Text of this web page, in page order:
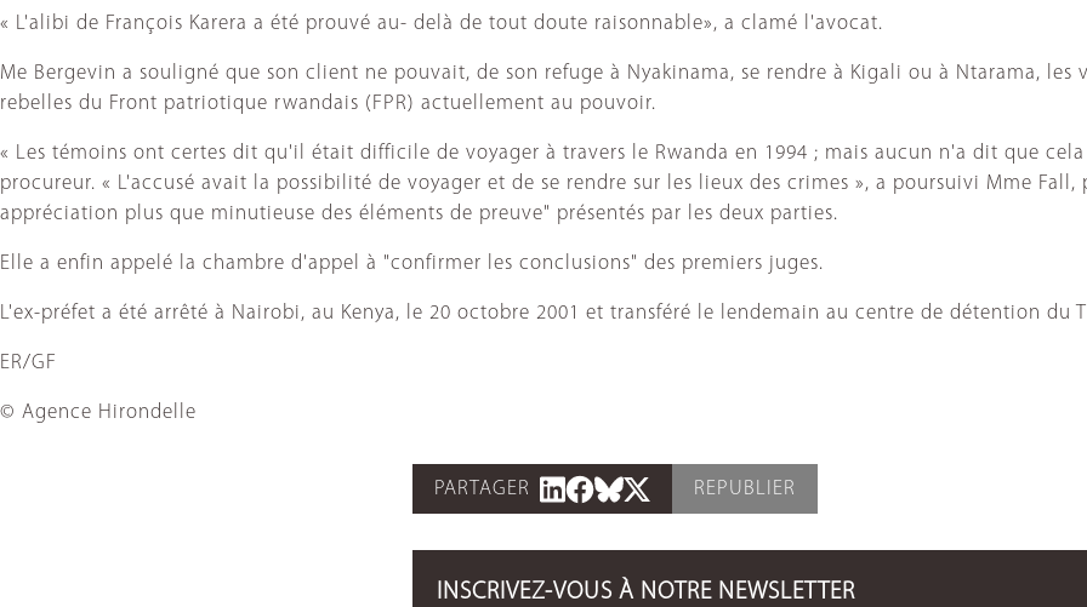
« L'alibi de François Karera a été prouvé au- delà de tout doute raisonnable», a clamé l'avocat.
Me Bergevin a souligné que son client ne pouvait, de son refuge à Nyakinama, se rendre à Kigali ou à Ntarama,
rebelles du Front patriotique rwandais (FPR) actuellement au pouvoir.
« Les témoins ont certes dit qu'il était difficile de voyager à travers le Rwanda en 1994 ; mais aucun n'a dit que
procureur. « L'accusé avait la possibilité de voyager et de se rendre sur les lieux des crimes », a poursuivi Mme
appréciation plus que minutieuse des éléments de preuve" présentés par les deux parties.
Elle a enfin appelé la chambre d'appel à "confirmer les conclusions" des premiers juges.
L'ex-préfet a été arrêté à Nairobi, au Kenya, le 20 octobre 2001 et transféré le lendemain au centre de détention du
ER/GF
© Agence Hirondelle
PARTAGER REPUBLIER
INSCRIVEZ-VOUS À NOTRE NEWSLETTER